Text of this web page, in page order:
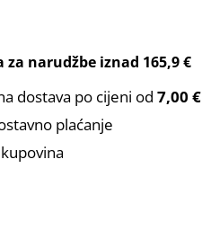
za narudžbe iznad 165,9 €
dostava po cijeni od 7,00 €
plaćanje